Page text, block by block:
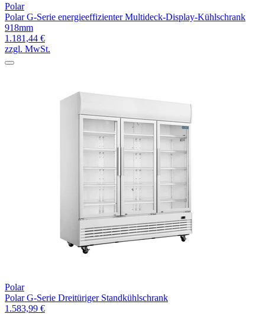
Polar
Polar G-Serie energieeffizienter Multideck-Display-Kühlschrank
918mm
1.181,44 €
zzgl. MwSt.
Polar
Polar G-Serie Dreitüriger Standkühlschrank
1.583,99 €